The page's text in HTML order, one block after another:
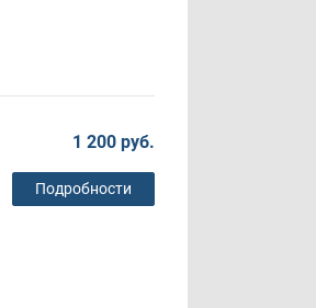
1 200 руб.
Подробности